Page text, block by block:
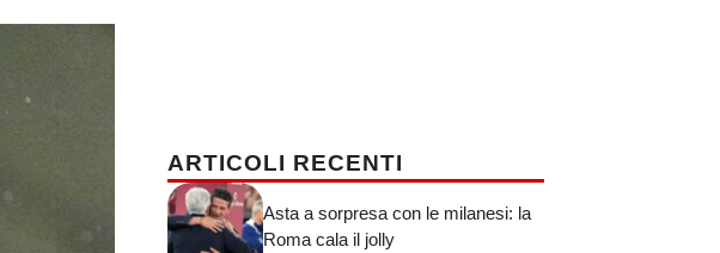
ARTICOLI RECENTI
Asta a sorpresa con le milanesi: la
Roma cala il jolly